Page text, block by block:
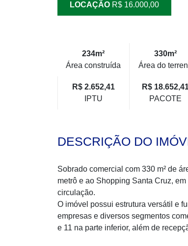
LOCAÇÃO R$ 16.000,00
234m²
Área construída
330m²
Área do
R$ 2.652,41
IPTU
R$
PACOTE
DESCRIÇÃO DO
Sobrado comercial com 330 m² de
metrô e ao Shopping Santa Cruz,
circulação.
O imóvel possui estrutura versátil e
empresas e diversos segmentos
e 11 na parte inferior, além de